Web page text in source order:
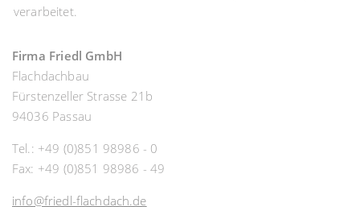
verarbeitet.
Firma Friedl GmbH
Flachdachbau
Fürstenzeller Strasse 21b
94036 Passau
Tel.: +49 (0)851 98986 - 0
Fax: +49 (0)851 98986 - 49
info@friedl-flachdach.de